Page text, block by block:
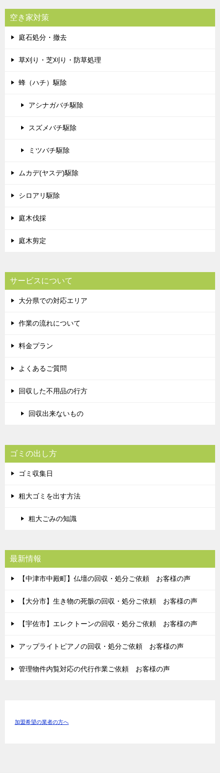
空き家対策
庭石処分・撤去
草刈り・芝刈り・防草処理
蜂（ハチ）駆除
アシナガバチ駆除
スズメバチ駆除
ミツバチ駆除
ムカデ(ヤスデ)駆除
シロアリ駆除
庭木伐採
庭木剪定
サービスについて
大分県での対応エリア
作業の流れについて
料金プラン
よくあるご質問
回収した不用品の行方
回収出来ないもの
ゴミの出し方
ゴミ収集日
粗大ゴミを出す方法
粗大ごみの知識
最新情報
【中津市中殿町】仏壇の回収・処分ご依頼 お客様の声
【大分市】生き物の死骸の回収・処分ご依頼 お客様の声
【宇佐市】エレクトーンの回収・処分ご依頼 お客様の声
アップライトピアノの回収・処分ご依頼 お客様の声
管理物件内覧対応の代行作業ご依頼 お客様の声
加盟希望の業者の方へ